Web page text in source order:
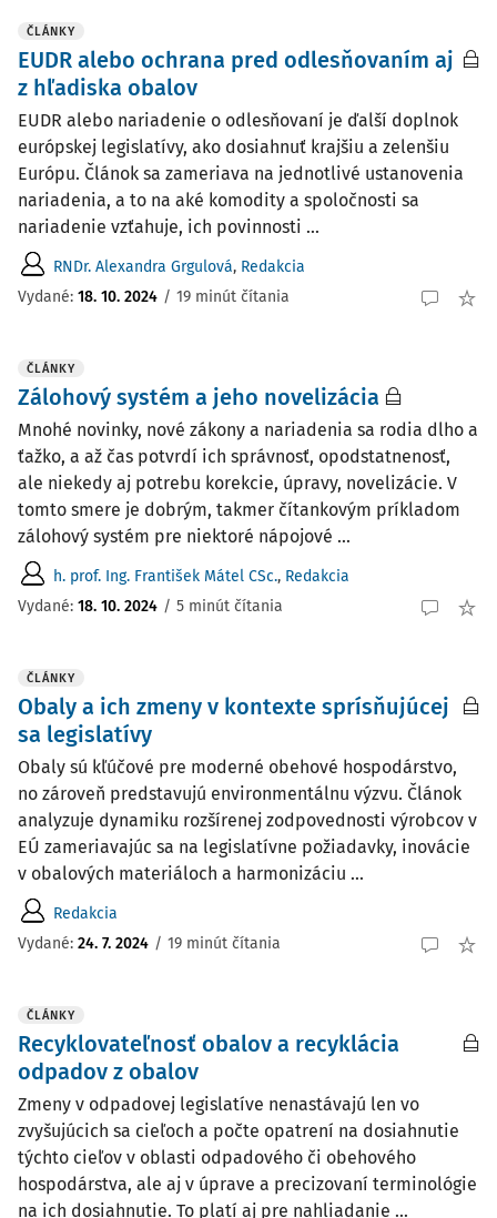
ČLÁNKY
EUDR alebo ochrana pred odlesňovaním aj
z hľadiska obalov
EUDR alebo nariadenie o odlesňovaní je ďalší doplnok
európskej legislatívy, ako dosiahnuť krajšiu a zelenšiu
Európu. Článok sa zameriava na jednotlivé ustanovenia
nariadenia, a to na aké komodity a spoločnosti sa
nariadenie vzťahuje, ich povinnosti ...
RNDr. Alexandra Grgulová, Redakcia
Vydané: 18. 10. 2024 / 19 minút čítania
ČLÁNKY
Zálohový systém a jeho novelizácia
Mnohé novinky, nové zákony a nariadenia sa rodia dlho a
ťažko, a až čas potvrdí ich správnosť, opodstatnenosť,
ale niekedy aj potrebu korekcie, úpravy, novelizácie. V
tomto smere je dobrým, takmer čítankovým príkladom
zálohový systém pre niektoré nápojové ...
h. prof. Ing. František Mátel CSc., Redakcia
Vydané: 18. 10. 2024 / 5 minút čítania
ČLÁNKY
Obaly a ich zmeny v kontexte sprísňujúcej
sa legislatívy
Obaly sú kľúčové pre moderné obehové hospodárstvo,
no zároveň predstavujú environmentálnu výzvu. Článok
analyzuje dynamiku rozšírenej zodpovednosti výrobcov v
EÚ zameriavajúc sa na legislatívne požiadavky, inovácie
v obalových materiáloch a harmonizáciu ...
Redakcia
Vydané: 24. 7. 2024 / 19 minút čítania
ČLÁNKY
Recyklovateľnosť obalov a recyklácia
odpadov z obalov
Zmeny v odpadovej legislatíve nenastávajú len vo
zvyšujúcich sa cieľoch a počte opatrení na dosiahnutie
týchto cieľov v oblasti odpadového či obehového
hospodárstva, ale aj v úprave a precizovaní terminológie
na ich dosiahnutie. To platí aj pre nahliadanie ...